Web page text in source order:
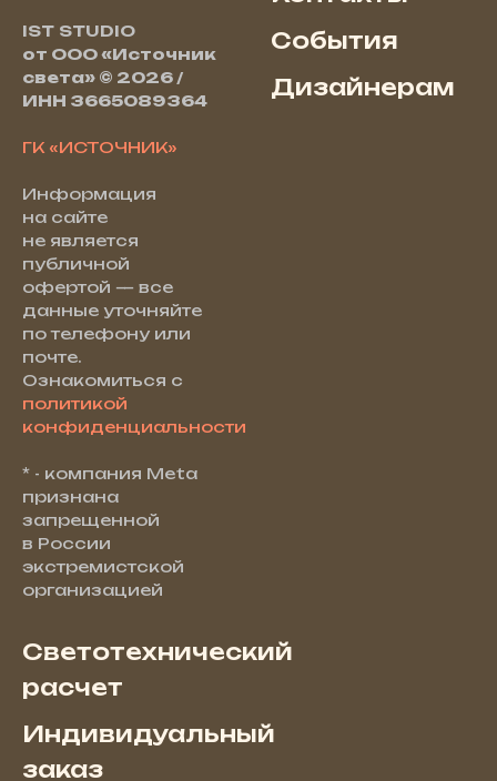
IST STUDIO
от ООО «Источник
света» © 2026 /
ИНН 3665089364
ГК «ИСТОЧНИК»
Информация
на сайте
не является
публичной
офертой — все
данные уточняйте
по телефону или
почте.
Ознакомиться с
политикой
конфиденциальности
* - компания Meta
признана
запрещенной
в России
экстремистской
организацией
События
Дизайнерам
Светотехнический
расчет
Индивидуальный
заказ